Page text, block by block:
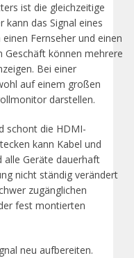
ist die gleichzeitige
kann das Signal eines
Fernseher und einen
Geschäft können mehrere
Bei einer
auf einem großen
darstellen.
schont die HDMI-
kann Kabel und
alle Geräte dauerhaft
nicht ständig verändert
zugänglichen
fest montierten
neu aufbereiten.